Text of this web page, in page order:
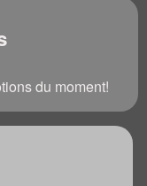
du moment!